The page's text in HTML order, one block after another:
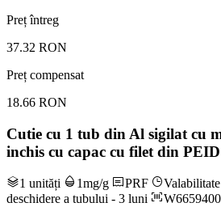
Preț întreg
37.32 RON
Preț compensat
18.66 RON
Cutie cu 1 tub din Al sigilat cu
inchis cu capac cu filet din
1 unități 1mg/g PRF
deschidere a tubului - 3 luni